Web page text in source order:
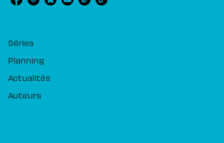
Séries
Planning
Actualités
Auteurs